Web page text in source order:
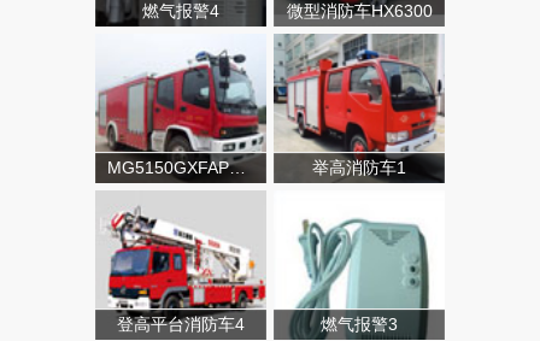
燃气报警4 微型消防车HX6300
MG5150GXFAP50A类泡沫消防车 举高消防车1
登高平台消防车4 燃气报警3